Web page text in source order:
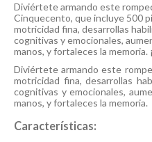
Diviértete armando este
Cinquecento, que incluye 500
motricidad fina, desarrollas
cognitivas y emocionales,
manos, y fortaleces la memoria.
Diviértete armando este
motricidad fina, desarrollas
cognitivas y emocionales,
manos, y fortaleces la memoria.
Características: